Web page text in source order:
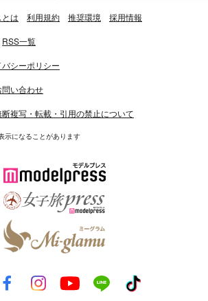
は 利用規約 推奨環境 採用情報
RSS一覧
シーポリシー
い合わせ
複写・転載・引用の禁止について
示になることがあります